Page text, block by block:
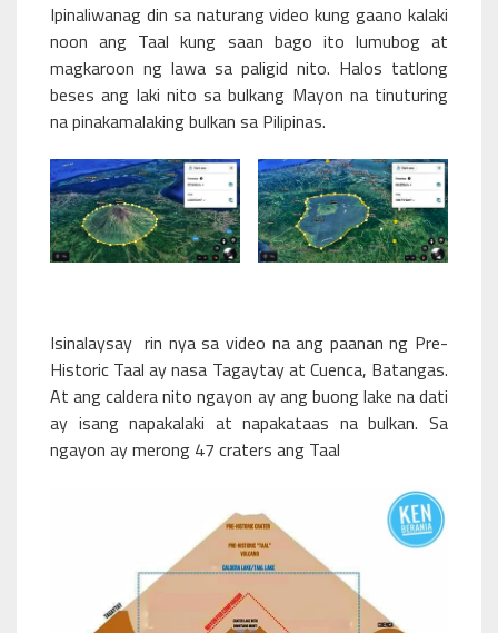
Ipinaliwanag din sa naturang video kung gaano kalaki
noon ang Taal kung saan bago ito lumubog at
magkaroon ng lawa sa paligid nito. Halos tatlong
beses ang laki nito sa bulkang Mayon na tinuturing
na pinakamalaking bulkan sa Pilipinas.
Isinalaysay rin nya sa video na ang paanan ng Pre-
Historic Taal ay nasa Tagaytay at Cuenca, Batangas.
At ang caldera nito ngayon ay ang buong lake na dati
ay isang napakalaki at napakataas na bulkan. Sa
ngayon ay merong 47 craters ang Taal